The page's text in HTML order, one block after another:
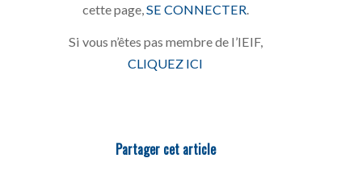
cette page, SE CONNECTER
Si vous n’êtes pas membre de l’IEIF,
CLIQUEZ ICI
Partager cet article